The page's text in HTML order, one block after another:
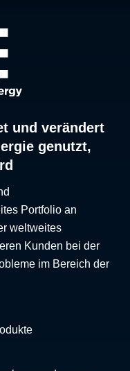
und verändert
genutzt,
Portfolio an
weltweites
Kunden bei der
im Bereich der